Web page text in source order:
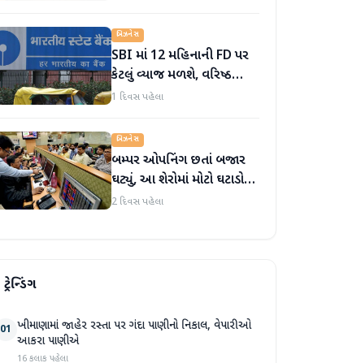
બિઝનેસ
SBI માં 12 મહિનાની FD પર
કેટલું વ્યાજ મળશે, વરિષ્ઠ
નાગરિકોને શું લાભ મળે છે?
1 દિવસ પહેલા
બિઝનેસ
બમ્પર ઓપનિંગ છતાં બજાર
ઘટ્યું, આ શેરોમાં મોટો ઘટાડો
જોવા મળ્યો
2 દિવસ પહેલા
ટ્રેન્ડિંગ
01 ખીમાણામાં જાહેર રસ્તા પર ગંદા પાણીનો નિકાલ, વેપારીઓ
આકરા પાણીએ
16 કલાક પહેલા